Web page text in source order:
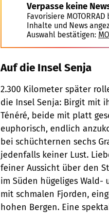
Verpasse keine
Favorisiere
Inhalte und News
Auswahl bestätigen:
Auf die Insel Senja
2.300 Kilometer später
die Insel Senja: Birgit mit
Ténéré, beide mit platt
euphorisch, endlich
bei schüchternen sechs
jedenfalls keiner Lust.
feiner Aussicht über den
im Süden hügeliges
mit schmalen Fjorden,
hohen Bergen. Eine